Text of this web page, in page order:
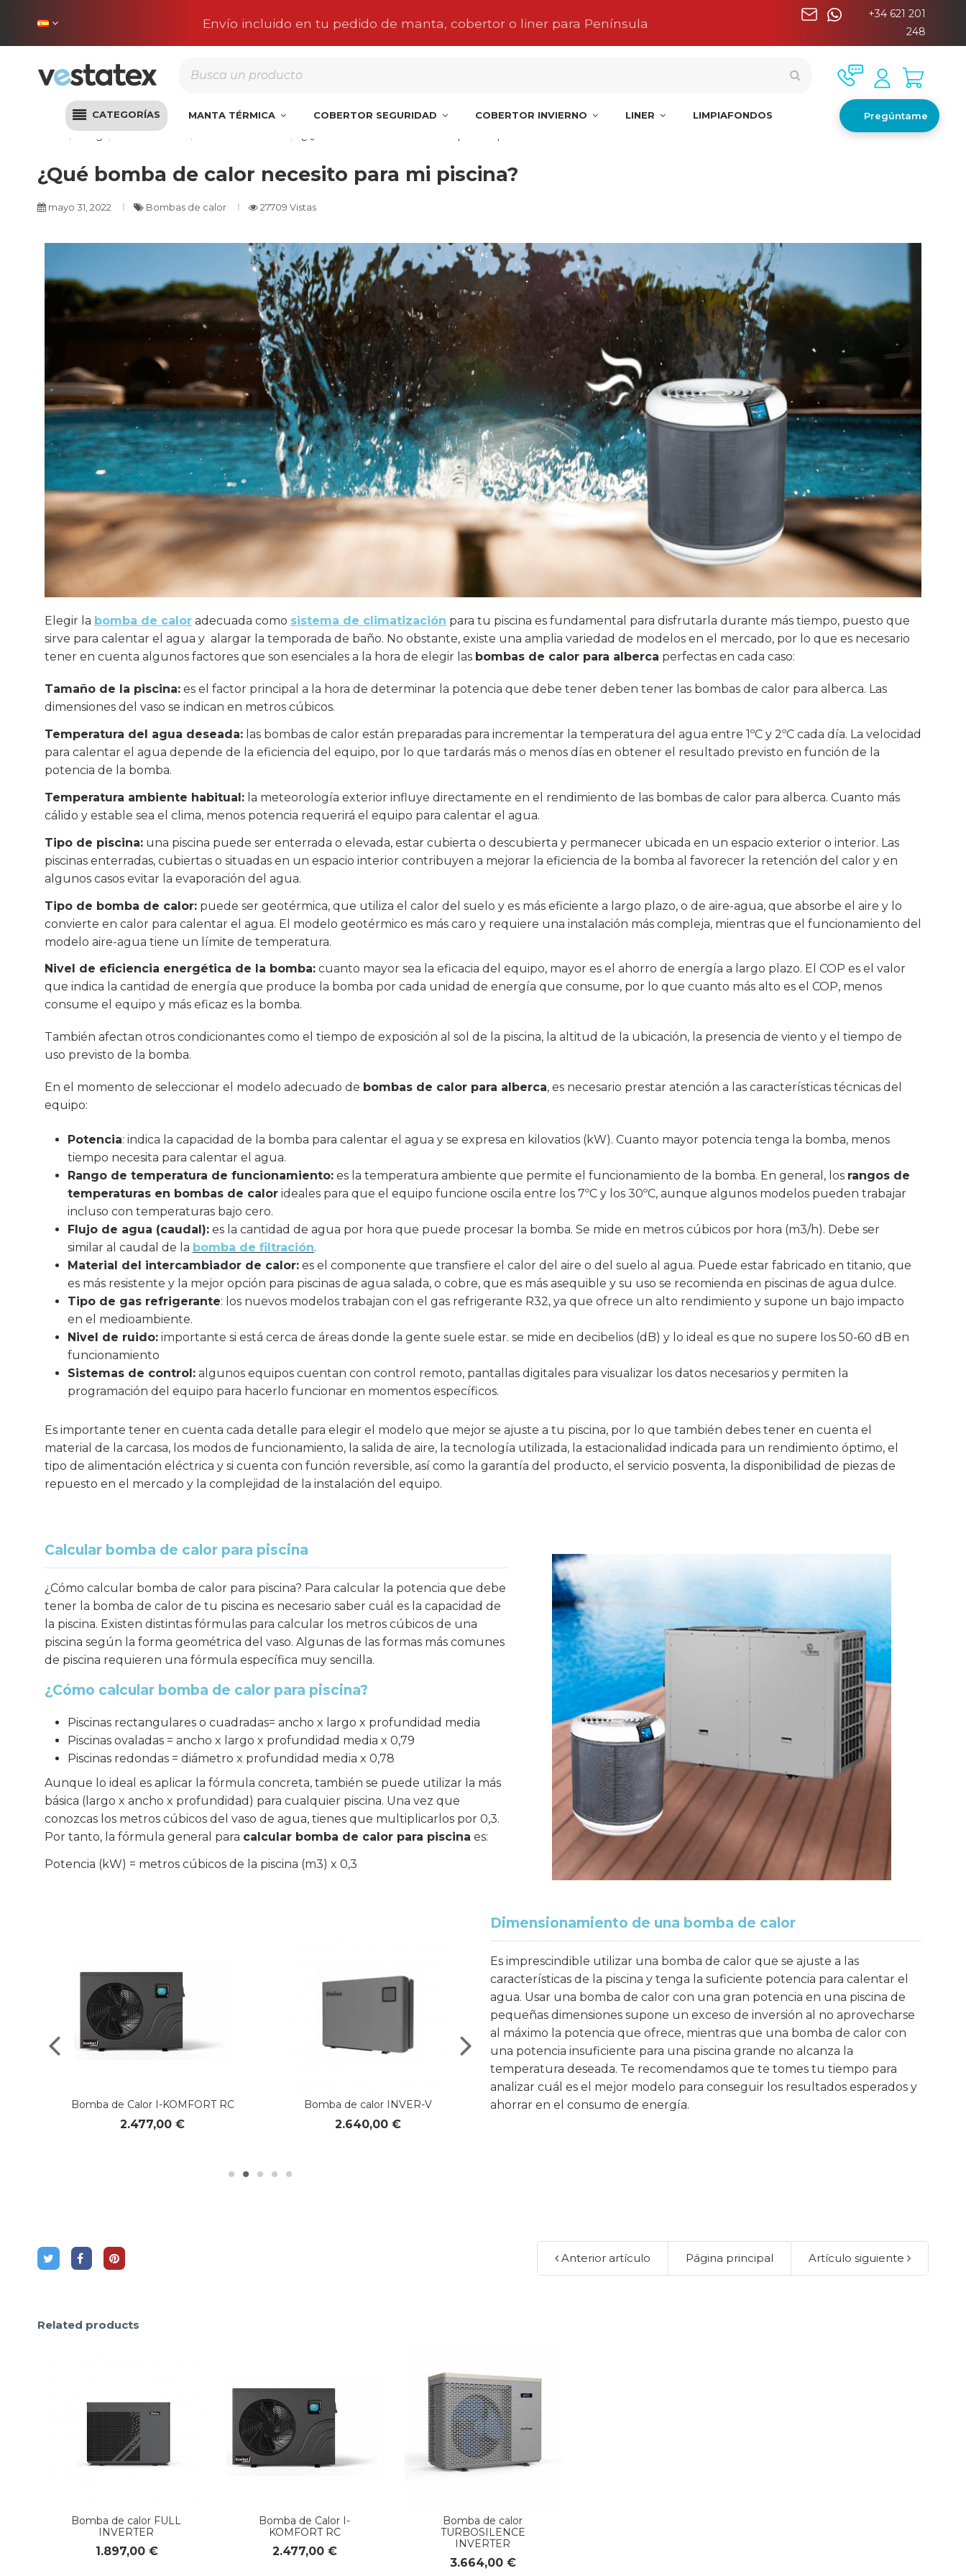
Envío incluido en tu pedido de manta, cobertor o liner para Península
+34 621 201
248
CATEGORÍAS MANTA TÉRMICA COBERTOR SEGURIDAD COBERTOR INVIERNO LINER LIMPIAFONDOS Pregúntame
Blog Climatización
¿Qué bomba de calor necesito para mi piscina?
mayo 31, 2022 Bombas de calor 27709 Vistas
Elegir la bomba de calor adecuada como sistema de climatización para tu piscina es fundamental para disfrutarla durante más tiempo, puesto que
sirve para calentar el agua y alargar la temporada de baño. No obstante, existe una amplia variedad de modelos en el mercado, por lo que es necesario
tener en cuenta algunos factores que son esenciales a la hora de elegir las bombas de calor para alberca perfectas en cada caso:
Tamaño de la piscina: es el factor principal a la hora de determinar la potencia que debe tener deben tener las bombas de calor para alberca. Las
dimensiones del vaso se indican en metros cúbicos.
Temperatura del agua deseada: las bombas de calor están preparadas para incrementar la temperatura del agua entre 1ºC y 2ºC cada día. La velocidad
para calentar el agua depende de la eficiencia del equipo, por lo que tardarás más o menos días en obtener el resultado previsto en función de la
potencia de la bomba.
Temperatura ambiente habitual: la meteorología exterior influye directamente en el rendimiento de las bombas de calor para alberca. Cuanto más
cálido y estable sea el clima, menos potencia requerirá el equipo para calentar el agua.
Tipo de piscina: una piscina puede ser enterrada o elevada, estar cubierta o descubierta y permanecer ubicada en un espacio exterior o interior. Las
piscinas enterradas, cubiertas o situadas en un espacio interior contribuyen a mejorar la eficiencia de la bomba al favorecer la retención del calor y en
algunos casos evitar la evaporación del agua.
Tipo de bomba de calor: puede ser geotérmica, que utiliza el calor del suelo y es más eficiente a largo plazo, o de aire-agua, que absorbe el aire y lo
convierte en calor para calentar el agua. El modelo geotérmico es más caro y requiere una instalación más compleja, mientras que el funcionamiento del
modelo aire-agua tiene un límite de temperatura.
Nivel de eficiencia energética de la bomba: cuanto mayor sea la eficacia del equipo, mayor es el ahorro de energía a largo plazo. El COP es el valor
que indica la cantidad de energía que produce la bomba por cada unidad de energía que consume, por lo que cuanto más alto es el COP, menos
consume el equipo y más eficaz es la bomba.
También afectan otros condicionantes como el tiempo de exposición al sol de la piscina, la altitud de la ubicación, la presencia de viento y el tiempo de
uso previsto de la bomba.
En el momento de seleccionar el modelo adecuado de bombas de calor para alberca, es necesario prestar atención a las características técnicas del
equipo:
Potencia: indica la capacidad de la bomba para calentar el agua y se expresa en kilovatios (kW). Cuanto mayor potencia tenga la bomba, menos
tiempo necesita para calentar el agua.
Rango de temperatura de funcionamiento: es la temperatura ambiente que permite el funcionamiento de la bomba. En general, los rangos de
temperaturas en bombas de calor ideales para que el equipo funcione oscila entre los 7ºC y los 30ºC, aunque algunos modelos pueden trabajar
incluso con temperaturas bajo cero.
Flujo de agua (caudal): es la cantidad de agua por hora que puede procesar la bomba. Se mide en metros cúbicos por hora (m3/h). Debe ser
similar al caudal de la bomba de filtración.
Material del intercambiador de calor: es el componente que transfiere el calor del aire o del suelo al agua. Puede estar fabricado en titanio, que
es más resistente y la mejor opción para piscinas de agua salada, o cobre, que es más asequible y su uso se recomienda en piscinas de agua dulce.
Tipo de gas refrigerante: los nuevos modelos trabajan con el gas refrigerante R32, ya que ofrece un alto rendimiento y supone un bajo impacto
en el medioambiente.
Nivel de ruido: importante si está cerca de áreas donde la gente suele estar. se mide en decibelios (dB) y lo ideal es que no supere los 50-60 dB en
funcionamiento
Sistemas de control: algunos equipos cuentan con control remoto, pantallas digitales para visualizar los datos necesarios y permiten la
programación del equipo para hacerlo funcionar en momentos específicos.
Es importante tener en cuenta cada detalle para elegir el modelo que mejor se ajuste a tu piscina, por lo que también debes tener en cuenta el
material de la carcasa, los modos de funcionamiento, la salida de aire, la tecnología utilizada, la estacionalidad indicada para un rendimiento óptimo, el
tipo de alimentación eléctrica y si cuenta con función reversible, así como la garantía del producto, el servicio posventa, la disponibilidad de piezas de
repuesto en el mercado y la complejidad de la instalación del equipo.
Calcular bomba de calor para piscina
¿Cómo calcular bomba de calor para piscina? Para calcular la potencia que debe
tener la bomba de calor de tu piscina es necesario saber cuál es la capacidad de
la piscina. Existen distintas fórmulas para calcular los metros cúbicos de una
piscina según la forma geométrica del vaso. Algunas de las formas más comunes
de piscina requieren una fórmula específica muy sencilla.
¿Cómo calcular bomba de calor para piscina?
Piscinas rectangulares o cuadradas= ancho x largo x profundidad media
Piscinas ovaladas = ancho x largo x profundidad media x 0,79
Piscinas redondas = diámetro x profundidad media x 0,78
Aunque lo ideal es aplicar la fórmula concreta, también se puede utilizar la más
básica (largo x ancho x profundidad) para cualquier piscina. Una vez que
conozcas los metros cúbicos del vaso de agua, tienes que multiplicarlos por 0,3.
Por tanto, la fórmula general para calcular bomba de calor para piscina es:
Potencia (kW) = metros cúbicos de la piscina (m3) x 0,3
Bomba de Calor I-KOMFORT RC
2.477,00 €
Bomba de calor INVER-V
2.640,00 €
Bomba de calor MICRO
939,00 €
Bomba de calor HECO FULL
INVERTER
1.457,00 €
Dimensionamiento de una bomba de calor
Es imprescindible utilizar una bomba de calor que se ajuste a las
características de la piscina y tenga la suficiente potencia para calentar el
agua. Usar una bomba de calor con una gran potencia en una piscina de
pequeñas dimensiones supone un exceso de inversión al no aprovecharse
al máximo la potencia que ofrece, mientras que una bomba de calor con
una potencia insuficiente para una piscina grande no alcanza la
temperatura deseada. Te recomendamos que te tomes tu tiempo para
analizar cuál es el mejor modelo para conseguir los resultados esperados y
ahorrar en el consumo de energía.
Anterior artículo Página principal Artículo siguiente
Related products
Bomba de calor FULL
INVERTER
1.897,00 €
Bomba de Calor I-
KOMFORT RC
2.477,00 €
Bomba de calor
TURBOSILENCE
INVERTER
3.664,00 €